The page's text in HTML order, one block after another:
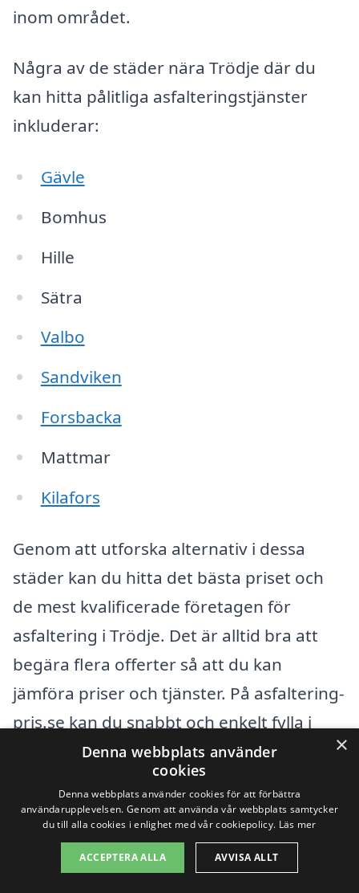
inom området.
Några av de städer nära Trödje där du
kan hitta pålitliga asfalteringstjänster
inkluderar:
Gävle
Bomhus
Hille
Sätra
Valbo
Sandviken
Forsbacka
Mattmar
Kilafors
Genom att utforska alternativ i dessa
städer kan du hitta det bästa priset och
de mest kvalificerade företagen för
asfaltering i Trödje. Det är alltid bra att
begära flera offerter så att du kan
jämföra priser och tjänster. På asfaltering-
pris.se kan du snabbt och enkelt fylla i
dina behov och få svar från olika
leverantörer i området.
Kom ihåg att kvalitet på utförandet är
avgörande när det kommer till
×
Denna webbplats använder
cookies
Denna webbplats använder cookies för att förbättra
användarupplevelsen. Genom att använda vår webbplats samtycker
du till alla cookies i enlighet med vår cookiepolicy. Läs mer
ACCEPTERA ALLA AVVISA ALLT